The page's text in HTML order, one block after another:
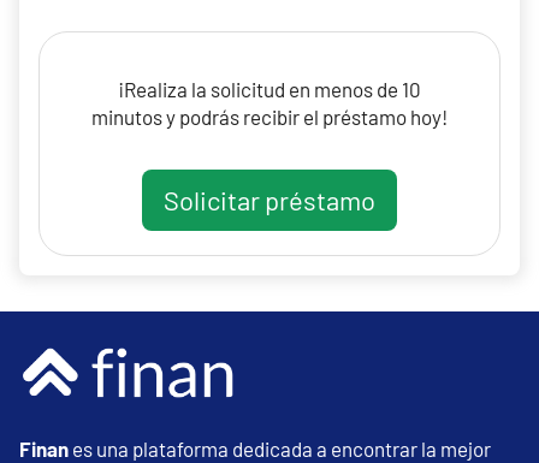
¡Realiza la solicitud en menos de 10
minutos y podrás recibir el préstamo hoy!
Solicitar préstamo
Finan es una plataforma dedicada a encontrar la mejor